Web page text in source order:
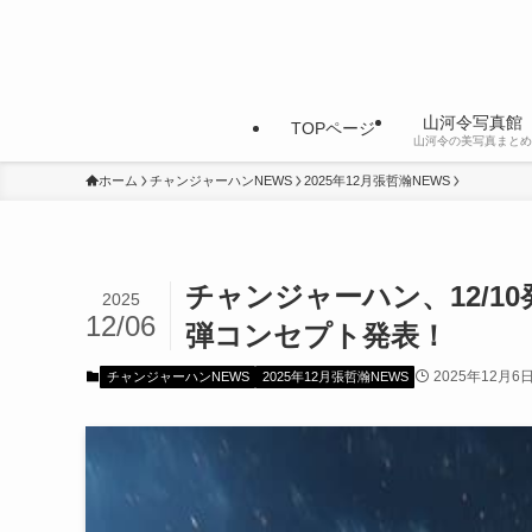
TOPページ 山河令写真館
山河令の美写真まとめ
ホーム チャンジャーハンNEWS 2025年12月張哲瀚NEWS
チャンジャーハン、12/
弾コンセプト発表！
2025
12/06
チャンジャーハンNEWS 2025年12月張哲瀚NEWS 2025年12月6